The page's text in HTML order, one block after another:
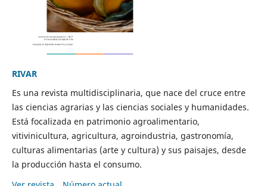
RIVAR
Es una revista multidisciplinaria, que nace del cruce entre
las ciencias agrarias y las ciencias sociales y humanidades.
Está focalizada en patrimonio agroalimentario,
vitivinicultura, agricultura, agroindustria, gastronomía,
culturas alimentarias (arte y cultura) y sus paisajes, desde
la producción hasta el consumo.